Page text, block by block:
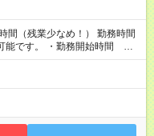
間（残業少なめ！） 勤務時間
能です。 ・勤務開始時間
～17:00 ・実働 05:00～